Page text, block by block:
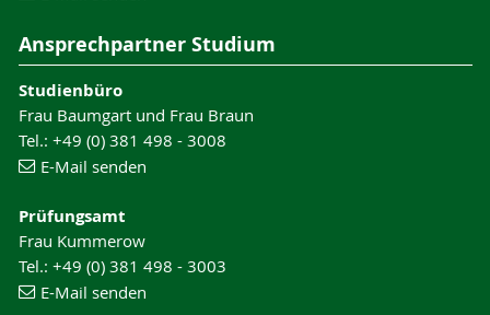
Ansprechpartner Studium
Studienbüro
Frau Baumgart und Frau Braun
Tel.: +49 (0) 381 498 - 3008
E-Mail senden
Prüfungsamt
Frau Kummerow
Tel.: +49 (0) 381 498 - 3003
E-Mail senden